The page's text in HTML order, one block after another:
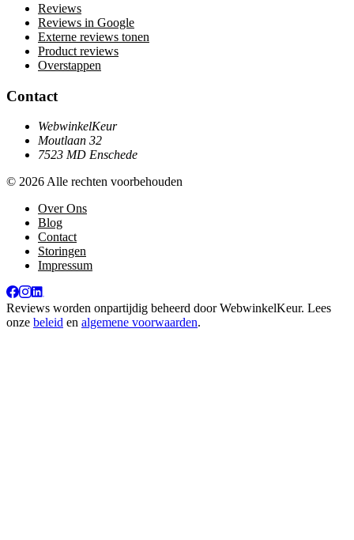
Reviews
Reviews in Google
Externe reviews tonen
Product reviews
Overstappen
Contact
WebwinkelKeur
Moutlaan 32
7523 MD Enschede
© 2026 Alle rechten voorbehouden
Over Ons
Blog
Contact
Storingen
Impressum
Reviews worden onpartijdig beheerd doorWebwinkelKeur. Lees
onze beleid en algemene voorwaarden.